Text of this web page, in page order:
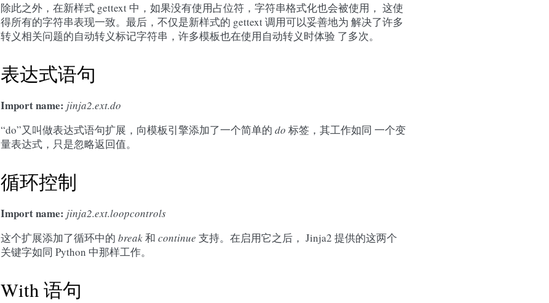
除此之外，在新样式 gettext 中，如果没有使用占位符，字符串格式化也会被使用， 这使
得所有的字符串表现一致。最后，不仅是新样式的 gettext 调用可以妥善地为 解决了许多
转义相关问题的自动转义标记字符串，许多模板也在使用自动转义时体验 了多次。
表达式语句
Import name: jinja2.ext.do
“do”又叫做表达式语句扩展，向模板引擎添加了一个简单的 do 标签，其工作如同 一个变
量表达式，只是忽略返回值。
循环控制
Import name: jinja2.ext.loopcontrols
这个扩展添加了循环中的 break和 continue 支持。在启用它之后， Jinja2 提供的这两个
关键字如同 Python 中那样工作。
With 语句